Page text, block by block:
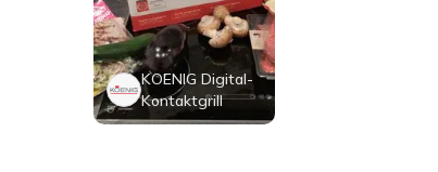
KOENIG Digital-
Kontaktgrill